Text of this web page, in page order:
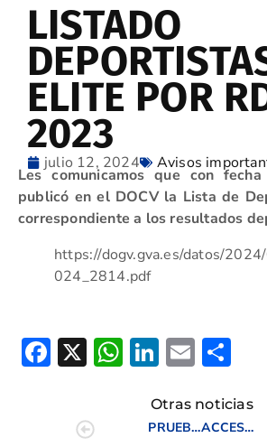
LISTADO
ELITE POR
2023
julio 12, 2024 Avisos
Les comunicamos que con
publicó en el DOCV la Lista de
correspondiente a los resultados
https://dogv.gva.es/datos/
024_2814.pdf
Facebook
X WhatsApp
LinkedIn
Email
Otras noticias
PRUEBAS VALEDERA CTOS. ESPAÑA 2024
ACCESO USUARIO GOLFCV